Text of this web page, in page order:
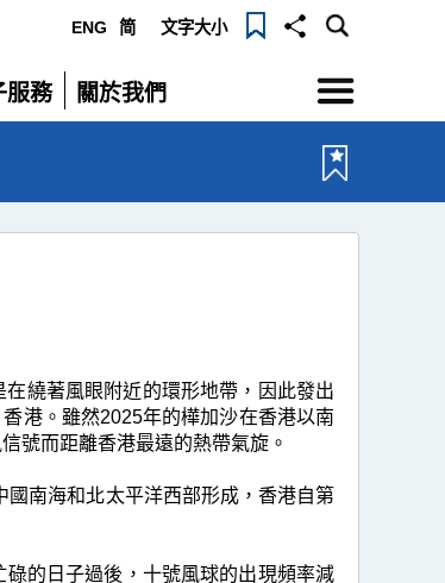
ENG 简 文字大小
服務
關於我們
展
選
單
繞著風眼附近的環形地帶，因此發出
港。雖然2025年的樺加沙在香港以南
號而距離香港最遠的熱帶氣旋。
南海和北太平洋西部形成，香港自第
的日子過後，十號風球的出現頻率減